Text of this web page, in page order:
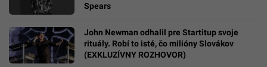
Spears
John Newman odhalil pre Startitup svoje
rituály. Robí to isté, čo milióny Slovákov
(EXKLUZÍVNY ROZHOVOR)